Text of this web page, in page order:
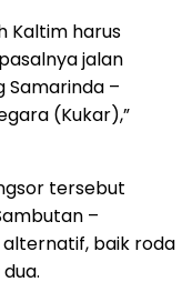
Kaltim harus
jalan
Samarinda –
(Kukar),”
tersebut
–
alternatif, baik roda